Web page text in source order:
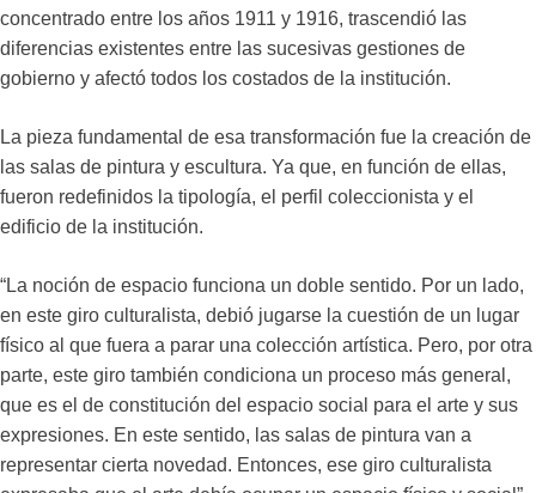
concentrado entre los años 1911 y 1916, trascendió las
diferencias existentes entre las sucesivas gestiones de
gobierno y afectó todos los costados de la institución.
La pieza fundamental de esa transformación fue la creación de
las salas de pintura y escultura. Ya que, en función de ellas,
fueron redefinidos la tipología, el perfil coleccionista y el
edificio de la institución.
“La noción de espacio funciona un doble sentido. Por un lado,
en este giro culturalista, debió jugarse la cuestión de un lugar
físico al que fuera a parar una colección artística. Pero, por otra
parte, este giro también condiciona un proceso más general,
que es el de constitución del espacio social para el arte y sus
expresiones. En este sentido, las salas de pintura van a
representar cierta novedad. Entonces, ese giro culturalista